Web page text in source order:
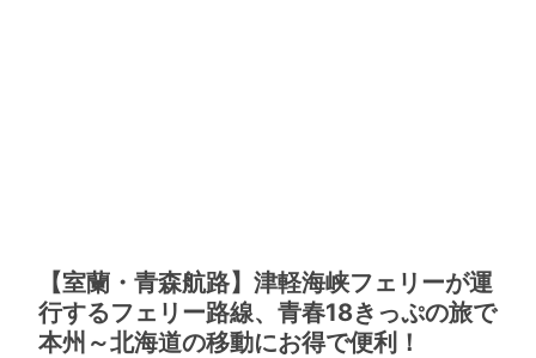
【室蘭・青森航路】津軽海峡フェリーが運
行するフェリー路線、青春18きっぷの旅で
本州～北海道の移動にお得で便利！